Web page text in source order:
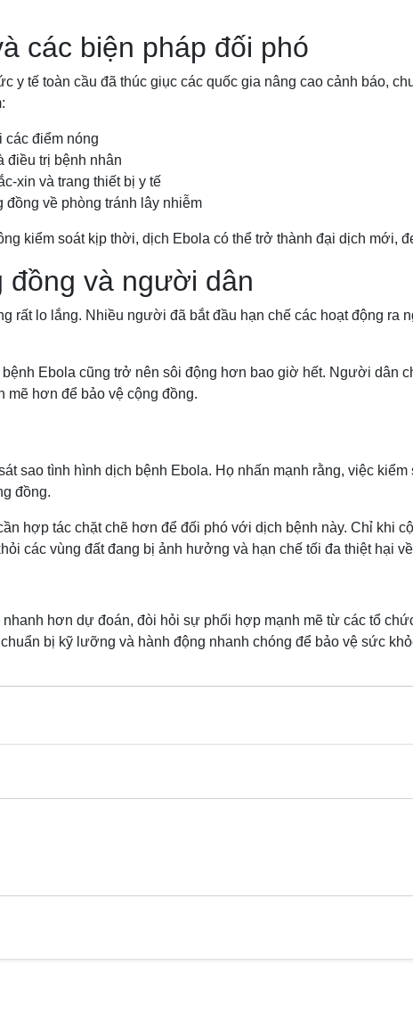
các biện pháp đối phó
y tế toàn cầu đã thúc giục các quốc gia nâng cao cảnh báo,
các điểm nóng
điều trị bệnh nhân
xin và trang thiết bị y tế
đồng về phòng tránh lây nhiễm
kiểm soát kịp thời, dịch Ebola có thể trở thành đại dịch mới,
đồng và người dân
rất lo lắng. Nhiều người đã bắt đầu hạn chế các hoạt động ra
Ebola cũng trở nên sôi động hơn bao giờ hết. Người dân
mẽ hơn để bảo vệ cộng đồng.
sao tình hình dịch bệnh Ebola. Họ nhấn mạnh rằng, việc
đồng.
hợp tác chặt chẽ hơn để đối phó với dịch bệnh này. Chỉ khi
các vùng đất đang bị ảnh hưởng và hạn chế tối đa thiệt hại
hơn dự đoán, đòi hỏi sự phối hợp mạnh mẽ từ các tổ
bị kỹ lưỡng và hành động nhanh chóng để bảo vệ sức